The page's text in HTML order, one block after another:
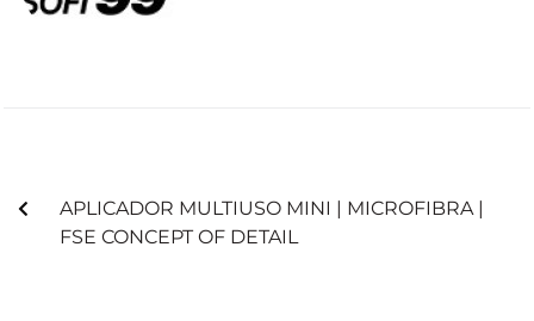
APLICADOR MULTIUSO MINI | MICROFIBRA |
FSE CONCEPT OF DETAIL